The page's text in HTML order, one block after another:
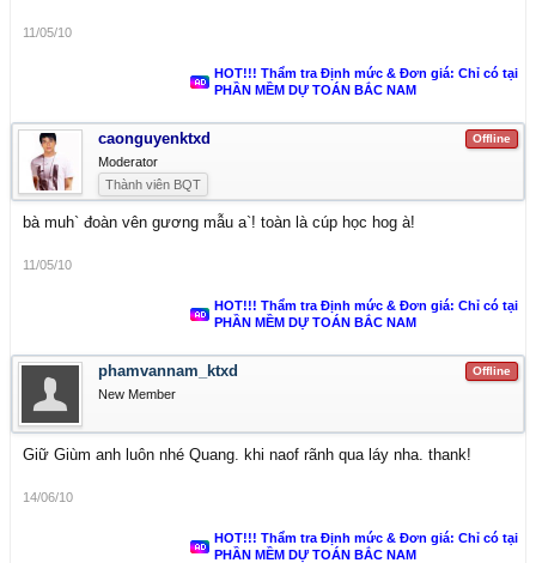
11/05/10
HOT!!! Thẩm tra Định mức & Đơn giá: Chỉ có tại
PHẦN MỀM DỰ TOÁN BẮC NAM
Offline
caonguyenktxd
Moderator
Thành viên BQT
bà muh` đoàn vên gương mẫu a`! toàn là cúp học hog à!
11/05/10
HOT!!! Thẩm tra Định mức & Đơn giá: Chỉ có tại
PHẦN MỀM DỰ TOÁN BẮC NAM
Offline
phamvannam_ktxd
New Member
Giữ Giùm anh luôn nhé Quang. khi naof rãnh qua láy nha. thank!
14/06/10
HOT!!! Thẩm tra Định mức & Đơn giá: Chỉ có tại
PHẦN MỀM DỰ TOÁN BẮC NAM